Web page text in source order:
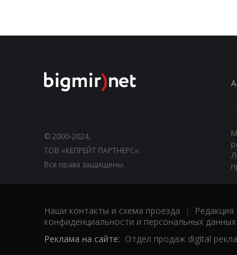
© 2000-2024,
ТОВ «КЕПРЕЙТ ПАРТНЕРС».
Все права защищены.
Наши контакты и схема проезда | Редакция
конфиденциальности и персональных данных
Реклама на сайте: Отдел продаж digital